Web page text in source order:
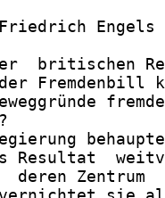
Engels
britischen
Fremdenbill
Resultat
deren Zentrum